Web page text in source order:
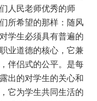
人民老师优秀的师
所希望的那样：随风
学生必须具有普遍的
业道德的核心，它兼
伴侣式的公平。是每
出的对学生的关心和
它为学生共同生活的